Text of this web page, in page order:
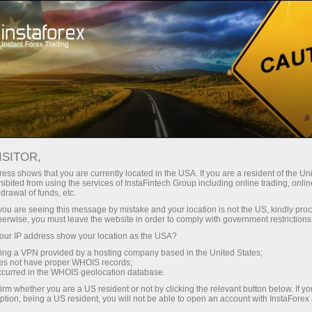
Трейдерам Форекс обзоры Торговый план
29.04.2026: Аналитические
обзоры Форекс: Видеообзор рынка,
торговые рекомендации, ответы на
вопросы
счет
shows that you are currently located in the USA. If you are a resident of the
from using the services of InstaFintech Group including online trading,
of funds, etc.
are seeing this message by mistake and your location is not the US, kindly
you must leave the website in order to comply with government
IP address show your location as the USA?
a VPN provided by a hosting company based in the United States;
not have proper WHOIS records;
in the WHOIS geolocation database.
whether you are a US resident or not by clicking the relevant button below. If
being a US resident, you will not be able to open an account with InstaForex